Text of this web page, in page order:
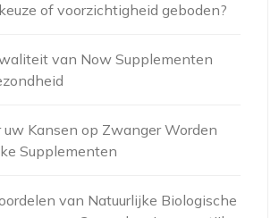
of voorzichtigheid geboden?
van Now Supplementen
Kansen op Zwanger Worden
Supplementen
van Natuurlijke Biologische